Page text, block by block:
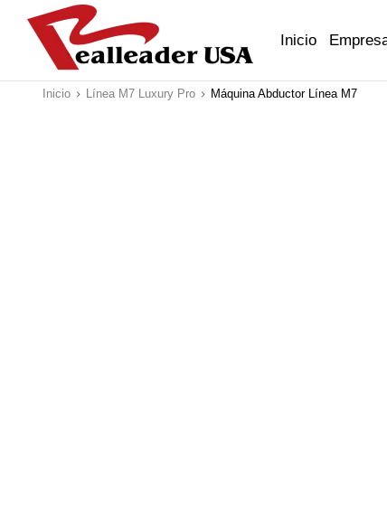
Inicio
Inicio Línea M7 Luxury Pro Máquina Abductor Línea M7